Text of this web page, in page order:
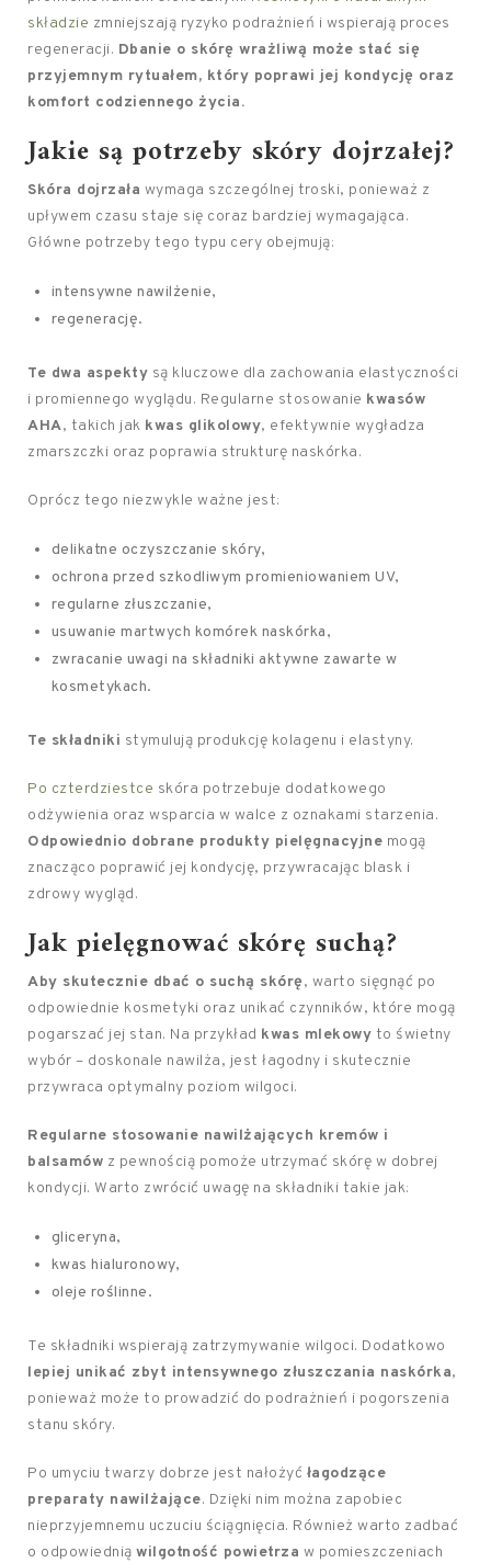
składzie zmniejszają ryzyko podrażnień i wspierają proces
regeneracji. Dbanie o skórę wrażliwą może stać się
przyjemnym rytuałem, który poprawi jej kondycję oraz
komfort codziennego życia.
Jakie są potrzeby skóry dojrzałej?
Skóra dojrzała wymaga szczególnej troski, ponieważ z
upływem czasu staje się coraz bardziej wymagająca.
Główne potrzeby tego typu cery obejmują:
intensywne nawilżenie,
regenerację.
Te dwa aspekty są kluczowe dla zachowania elastyczności
i promiennego wyglądu. Regularne stosowanie kwasów
AHA, takich jak kwas glikolowy, efektywnie wygładza
zmarszczki oraz poprawia strukturę naskórka.
Oprócz tego niezwykle ważne jest:
delikatne oczyszczanie skóry,
ochrona przed szkodliwym promieniowaniem UV,
regularne złuszczanie,
usuwanie martwych komórek naskórka,
zwracanie uwagi na składniki aktywne zawarte w
kosmetykach.
Te składniki stymulują produkcję kolagenu i elastyny.
Po czterdziestce skóra potrzebuje dodatkowego
odżywienia oraz wsparcia w walce z oznakami starzenia.
Odpowiednio dobrane produkty pielęgnacyjne mogą
znacząco poprawić jej kondycję, przywracając blask i
zdrowy wygląd.
Jak pielęgnować skórę suchą?
Aby skutecznie dbać o suchą skórę, warto sięgnąć po
odpowiednie kosmetyki oraz unikać czynników, które mogą
pogarszać jej stan. Na przykład kwas mlekowy to świetny
wybór – doskonale nawilża, jest łagodny i skutecznie
przywraca optymalny poziom wilgoci.
Regularne stosowanie nawilżających kremów i
balsamów z pewnością pomoże utrzymać skórę w dobrej
kondycji. Warto zwrócić uwagę na składniki takie jak:
gliceryna,
kwas hialuronowy,
oleje roślinne.
Te składniki wspierają zatrzymywanie wilgoci. Dodatkowo
lepiej unikać zbyt intensywnego złuszczania naskórka,
ponieważ może to prowadzić do podrażnień i pogorszenia
stanu skóry.
Po umyciu twarzy dobrze jest nałożyć łagodzące
preparaty nawilżające. Dzięki nim można zapobiec
nieprzyjemnemu uczuciu ściągnięcia. Również warto zadbać
o odpowiednią wilgotność powietrza w pomieszczeniach